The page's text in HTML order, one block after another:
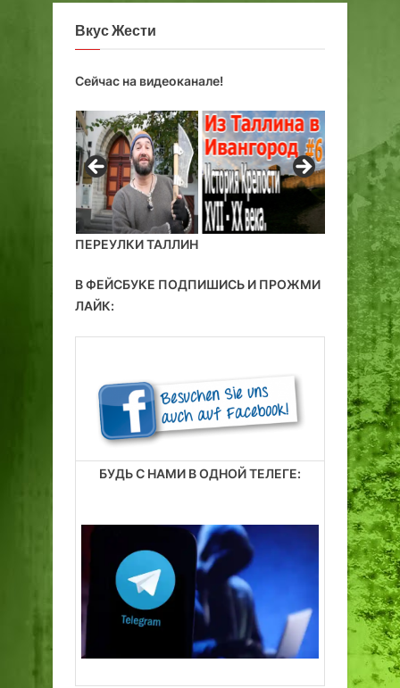
Вкус Жести
Сейчас на видеоканале!
ПЕРЕУЛКИ ТАЛЛИН
В ФЕЙСБУКЕ ПОДПИШИСЬ И ПРОЖМИ
ЛАЙК:
БУДЬ С НАМИ В ОДНОЙ ТЕЛЕГЕ: